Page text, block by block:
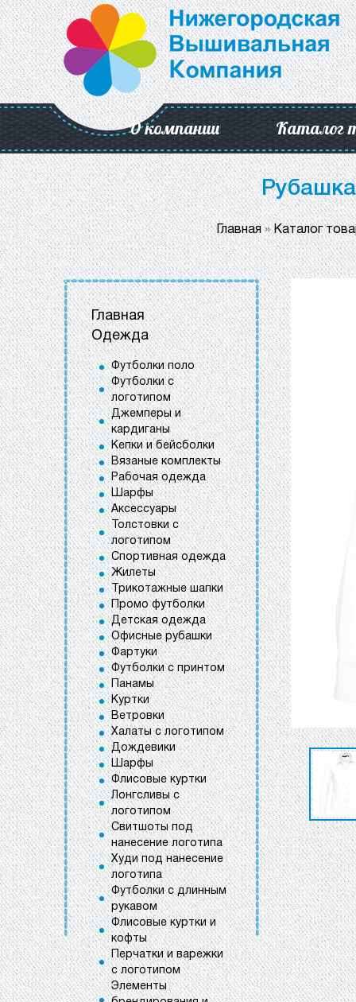
О компании Каталог
Главная»Каталог
Главная
Одежда
Футболки поло
Футболки с
логотипом
Джемперы и
кардиганы
Кепки и бейсболки
Вязаные комплекты
Рабочая одежда
Шарфы
Аксессуары
Толстовки с
логотипом
Спортивная одежда
Жилеты
Трикотажные шапки
Промо футболки
Детская одежда
Офисные рубашки
Фартуки
Футболки с принтом
Панамы
Куртки
Ветровки
Халаты с логотипом
Дождевики
Шарфы
Флисовые куртки
Лонгсливы с
логотипом
Свитшоты под
нанесение логотипа
Худи под нанесение
логотипа
Футболки с длинным
рукавом
Флисовые куртки и
кофты
Перчатки и варежки
с логотипом
Элементы